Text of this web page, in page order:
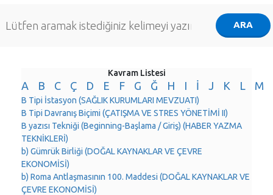
Kavram Listesi
A B C Ç D E F G Ğ H I İ J K L M
B Tipi İstasyon (SAĞLIK KURUMLARI MEVZUATI)
B Tipi Davranış Biçimi (ÇATIŞMA VE STRES YÖNETİMİ II)
B yazısı Tekniği (Beginning-Başlama / Giriş) (HABER YAZMA
TEKNİKLERİ)
b) Gümrük Birliği (DOĞAL KAYNAKLAR VE ÇEVRE
EKONOMİSİ)
b) Roma Antlaşmasının 100. Maddesi (DOĞAL KAYNAKLAR VE
ÇEVRE EKONOMİSİ)